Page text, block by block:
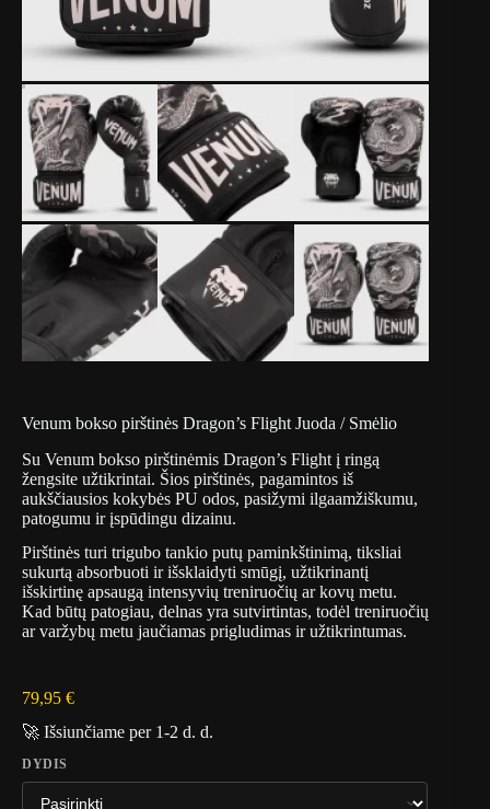
Venum bokso pirštinės Dragon’s Flight Juoda / Smėlio
Su Venum bokso pirštinėmis Dragon’s Flight į ringą
žengsite užtikrintai. Šios pirštinės, pagamintos iš
aukščiausios kokybės PU odos, pasižymi ilgaamžiškumu,
patogumu ir įspūdingu dizainu.
Pirštinės turi trigubo tankio putų paminkštinimą, tiksliai
sukurtą absorbuoti ir išsklaidyti smūgį, užtikrinantį
išskirtinę apsaugą intensyvių treniruočių ar kovų metu.
Kad būtų patogiau, delnas yra sutvirtintas, todėl treniruočių
ar varžybų metu jaučiamas prigludimas ir užtikrintumas.
79,95 €
🚀 Išsiunčiame per 1-2 d. d.
DYDIS